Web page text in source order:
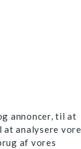
annoncer, til at
analysere
af vores